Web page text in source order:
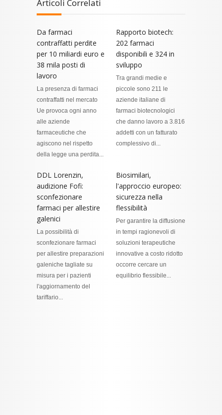
Articoli Correlati
Da farmaci
contraffatti perdite
per 10 miliardi euro e
38 mila posti di
lavoro
La presenza di farmaci
contraffatti nel mercato
Ue provoca ogni anno
alle aziende
farmaceutiche che
agiscono nel rispetto
della legge una perdita...
Rapporto biotech:
202 farmaci
disponibili e 324 in
sviluppo
Tra grandi medie e
piccole sono 211 le
aziende italiane di
farmaci biotecnologici
che danno lavoro a 3.816
addetti con un fatturato
complessivo di...
DDL Lorenzin,
audizione Fofi:
sconfezionare
farmaci per allestire
galenici
La possibilità di
sconfezionare farmaci
per allestire preparazioni
galeniche tagliate su
misura per i pazienti
l'aggiornamento del
tariffario...
Biosimilari,
l'approccio europeo:
sicurezza nella
flessibilità
Per garantire la diffusione
in tempi ragionevoli di
soluzioni terapeutiche
innovative a costo ridotto
occorre cercare un
equilibrio flessibile...